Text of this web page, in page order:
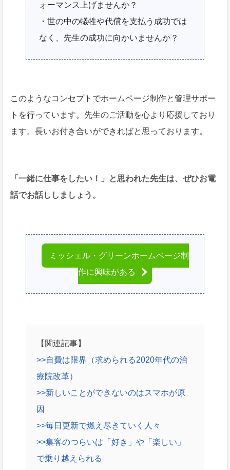
ォーマンス上げませんか？
・世の中の犠牲や代償を支払う成功では
なく、先生の成功に向かいませんか？
このようなコンセプトでホームページ制作と管理サポー
トを行っています。先生のご活動を心より応援しており
ます。長いお付き合いができればと思っております。
「一緒に仕事をしたい！」と思われた先生は、ぜひお電
話でお話ししましょう。
ミッシェル・グリーンホームページ制
作に興味がある
【関連記事】
>>自費は限界（求められる2020年代の治
療院改革）
>>新しいことができないのはスマホが原
因
>>毎日更新で燃え尽きていく人々
>>集客のつらいは「好き」や「楽しい」
で乗り越えられる